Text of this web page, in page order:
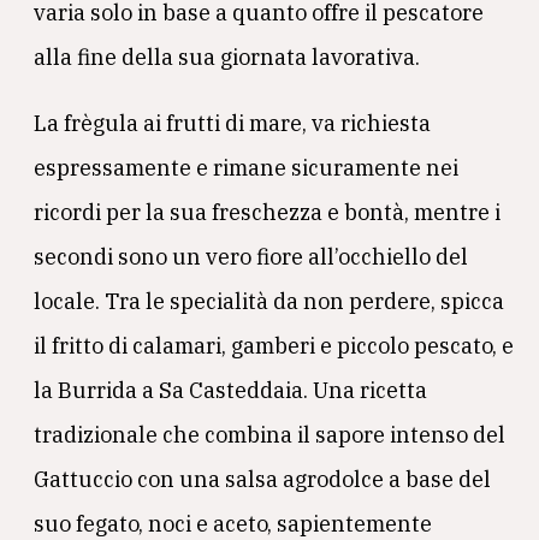
varia solo in base a quanto offre il pescatore
alla fine della sua giornata lavorativa.
La frègula ai frutti di mare, va richiesta
espressamente e rimane sicuramente nei
ricordi per la sua freschezza e bontà, mentre i
secondi sono un vero fiore all’occhiello del
locale. Tra le specialità da non perdere, spicca
il fritto di calamari, gamberi e piccolo pescato, e
la Burrida a Sa Casteddaia. Una ricetta
tradizionale che combina il sapore intenso del
Gattuccio con una salsa agrodolce a base del
suo fegato, noci e aceto, sapientemente